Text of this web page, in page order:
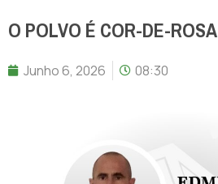
O POLVO É COR-DE-ROSA
Junho 6, 2026 08:30